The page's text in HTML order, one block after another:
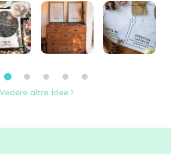
Vedere altre idee